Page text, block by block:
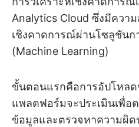
Analytics Cloud ซึ่งมีควา
เชิงคาดการณ์ผ่านโซลูชันก
(Machine Learning)
ขั้นตอนแรกคือการอัปโหล
แพลตฟอร์มจะประเมินเพื่อ
ข้อมูลและตรวจหาความผิ